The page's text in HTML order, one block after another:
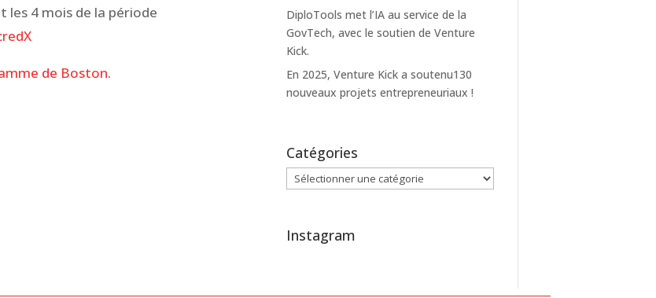
les 4 mois de la période
de Boston.
DiploTools met l’IA au service de la
GovTech, avec le soutien de Venture
Kick.
En 2025, Venture Kick a soutenu130
nouveaux projets entrepreneuriaux !
Catégories
Catégories
Instagram